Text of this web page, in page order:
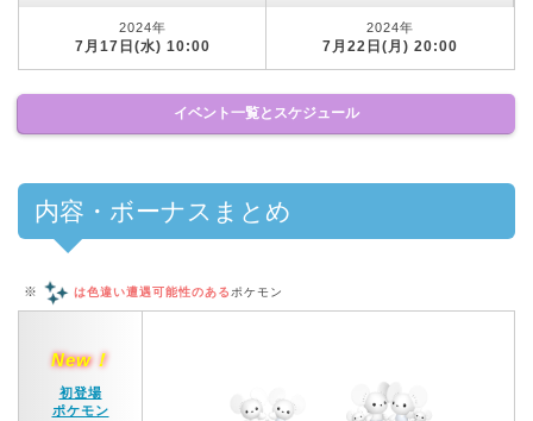
2024年
7月17日(水) 10:00
2024年
7月22日(月) 20:00
イベント一覧とスケジュール
内容・ボーナスまとめ
※ は色違い遭遇可能性のある ポケモン
New！
初登場
ポケモン